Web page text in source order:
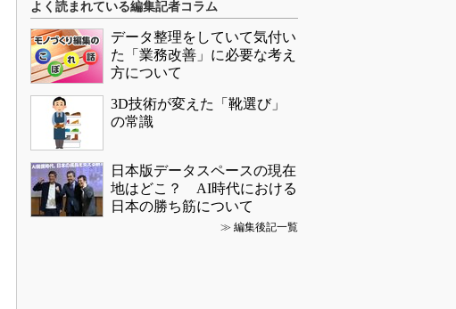
よく読まれている編集記者コラム
データ整理をしていて気付い
た「業務改善」に必要な考え
方について
3D技術が変えた「靴選び」
の常識
日本版データスペースの現在
地はどこ？ AI時代における
日本の勝ち筋について
≫ 編集後記一覧